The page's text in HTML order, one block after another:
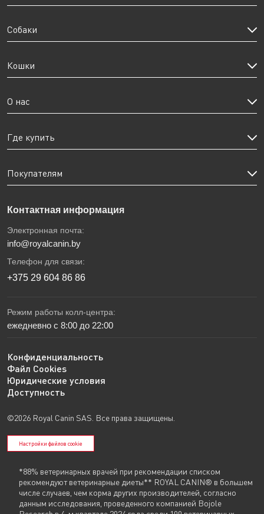
Собаки
Кошки
О нас
Где купить
Покупателям
Контактная информация
Электронная почта:
info@royalcanin.by
Телефон для связи:
+375 29 604 86 86
Режим работы колл-центра:
ежедневно с 8:00 до 22:00
Конфиденциальность
Файл Cookies
Юридические условия
Доступность
©2026 Royal Canin SAS. Все права защищены.
Настройки файлов cookie
*88% ветеринарных врачей при рекомендации списком
рекомендуют ветеринарные диеты** ROYAL CANIN® в большем
числе случаев, чем корма других производителей, согласно
данным исследования, проведенного компанией Bojole